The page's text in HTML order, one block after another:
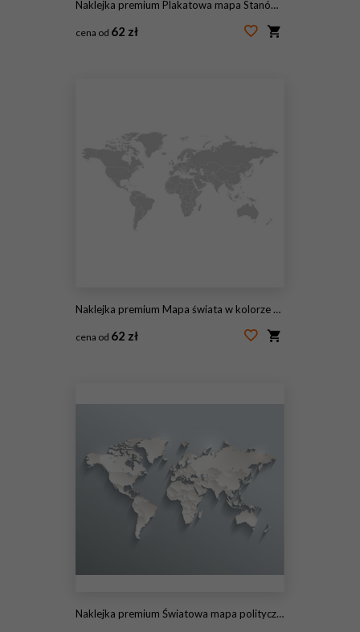
Naklejka premium Plakatowa mapa Stanów Zjednoczonych Ameryki z nazwami stanów. Czarno-biała drukowana mapa USA na temat koszulki, plakatu lub geografii. Ręcznie rysowane czarna mapa ze stanami. Ilustracja wektorowa
cena od 62 zł
Naklejka premium Mapa świata w kolorze szarym na białym tle. Wysoka szczegółowość pusta mapa polityczna. Ilustracja wektorowa z etykietą ścieżki złożonej każdego kraju.
cena od 62 zł
Naklejka premium Światowa mapa polityczna Wektor 3D poszczególne stany oddzielają się